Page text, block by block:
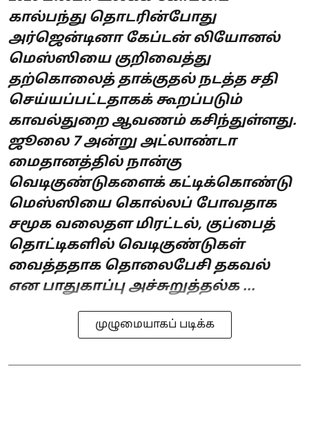
கால்பந்து தொடரின்போது
அர்ஜென்டினா கேப்டன் லியோனல்
மெஸ்ஸியை குறிவைத்து
தற்கொலைத் தாக்குதல் நடத்த சதி
செய்யப்பட்டதாகக் கூறப்படும்
காவல்துறை ஆவணம் கசிந்துள்ளது.
ஜூலை 7 அன்று அட்லாண்டா
மைதானத்தில் நான்கு
வெடிகுண்டுகளைக் கட்டிக்கொண்டு
மெஸ்ஸியை கொல்லப் போவதாக
சமூக வலைதள மிரட்டல், குப்பைத்
தொட்டிகளில் வெடிகுண்டுகள்
வைத்ததாக தொலைபேசி தகவல்
என பாதுகாப்பு அச்சுறுத்தல்க ...
முழுமையாகப் படிக்க